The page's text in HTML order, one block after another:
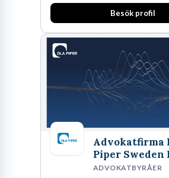
expertis inom IP-tillgångar har
marknadsledande position. Våra
skydda, utveckla och
företagets viktigaste tillgångar.
Besök profil
Advokatfirma
Piper Sweden
ADVOKATBYRÅER